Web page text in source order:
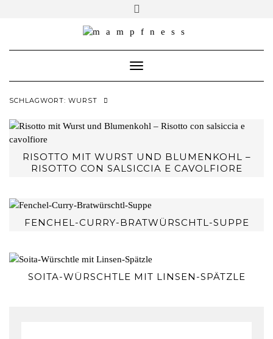
ÜBER MAMPFNESS
DATENSCHUTZToggle Navigation
SCHLAGWORT: WURST
RISOTTO MIT WURST UND BLUMENKOHL –
RISOTTO CON SALSICCIA E CAVOLFIORE
FENCHEL-CURRY-BRATWÜRSCHTL-SUPPE
SOITA-WÜRSCHTLE MIT LINSEN-SPÄTZLE